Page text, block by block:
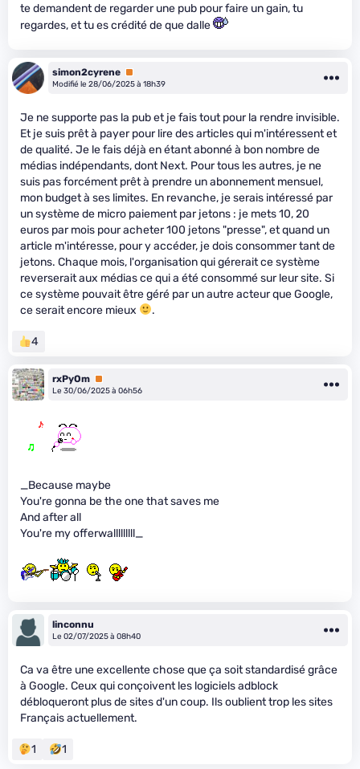
te demandent de regarder une pub pour faire un gain, tu
regardes, et tu es crédité de que dalle
simon2cyrene Premium
Modifié le 28/06/2025 à 18h39
Je ne supporte pas la pub et je fais tout pour la rendre invisible.
Et je suis prêt à payer pour lire des articles qui m'intéressent et
de qualité. Je le fais déjà en étant abonné à bon nombre de
médias indépendants, dont Next. Pour tous les autres, je ne
suis pas forcément prêt à prendre un abonnement mensuel,
mon budget à ses limites. En revanche, je serais intéressé par
un système de micro paiement par jetons : je mets 10, 20
euros par mois pour acheter 100 jetons "presse", et quand un
article m'intéresse, pour y accéder, je dois consommer tant de
jetons. Chaque mois, l'organisation qui gérerait ce système
reverserait aux médias ce qui a été consommé sur leur site. Si
ce système pouvait être géré par un autre acteur que Google,
ce serait encore mieux
.
4
rxPyOm Premium
Le 30/06/2025 à 06h56
_Because maybe
You're gonna be the one that saves me
And after all
You're my offerwalllllllll_
linconnu
Le 02/07/2025 à 08h40
Ca va être une excellente chose que ça soit standardisé grâce
à Google. Ceux qui conçoivent les logiciels adblock
débloqueront plus de sites d'un coup. Ils oublient trop les sites
Français actuellement.
1 1